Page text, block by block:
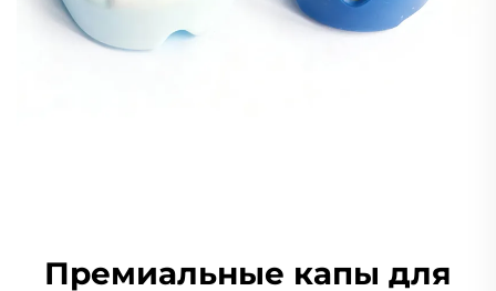
Премиальные капы для